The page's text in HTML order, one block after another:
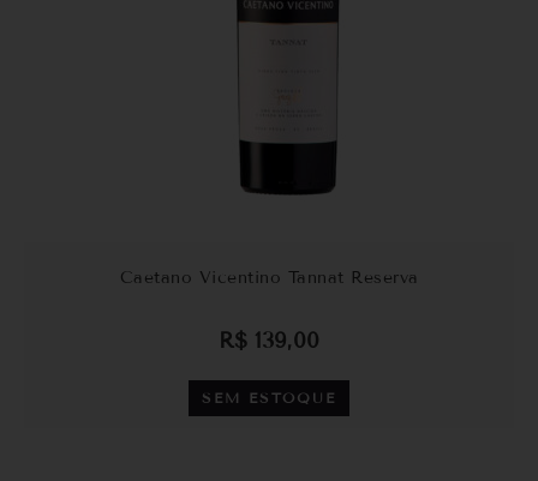
Caetano Vicentino Tannat Reserva
R$ 139,00
SEM ESTOQUE